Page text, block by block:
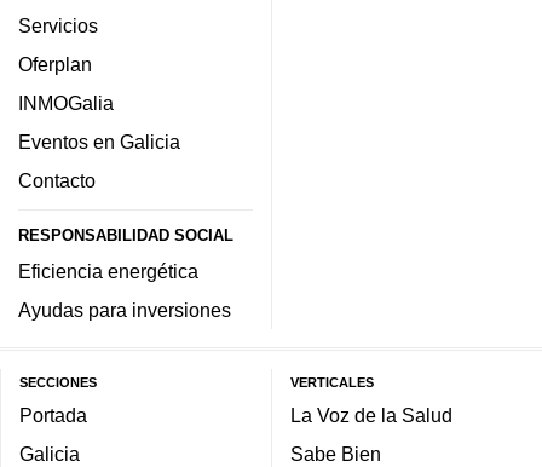
Servicios
Oferplan
INMOGalia
Eventos en Galicia
Contacto
RESPONSABILIDAD SOCIAL
Eficiencia energética
Ayudas para inversiones
SECCIONES
Portada
Galicia
VERTICALES
La Voz de la Salud
Sabe Bien